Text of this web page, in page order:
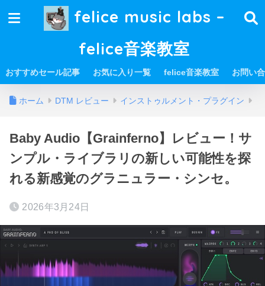
felice music labs –
felice音楽教室
おすすめセール記事 お気に入り一覧 felice音楽教室 お問い
ホーム DTM レビュー インストゥルメント・プラグイン
Baby Audio【Grainferno】レビュー！サ
ンプル・ライブラリの新しい可能性を探
れる新感覚のグラニュラー・シンセ。
2026年3月24日